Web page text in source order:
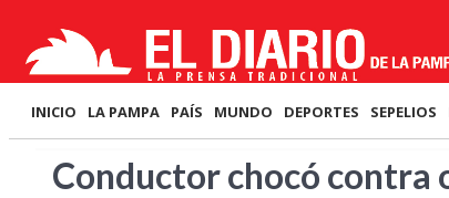
INICIO LA PAMPA PAÍS MUNDO DEPORTES SEPELIOS
Conductor chocó contra